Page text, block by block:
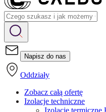
Napisz do nas
Oddziały
Zobacz całą ofertę
Izolacje techniczne
Izolacje termiczne